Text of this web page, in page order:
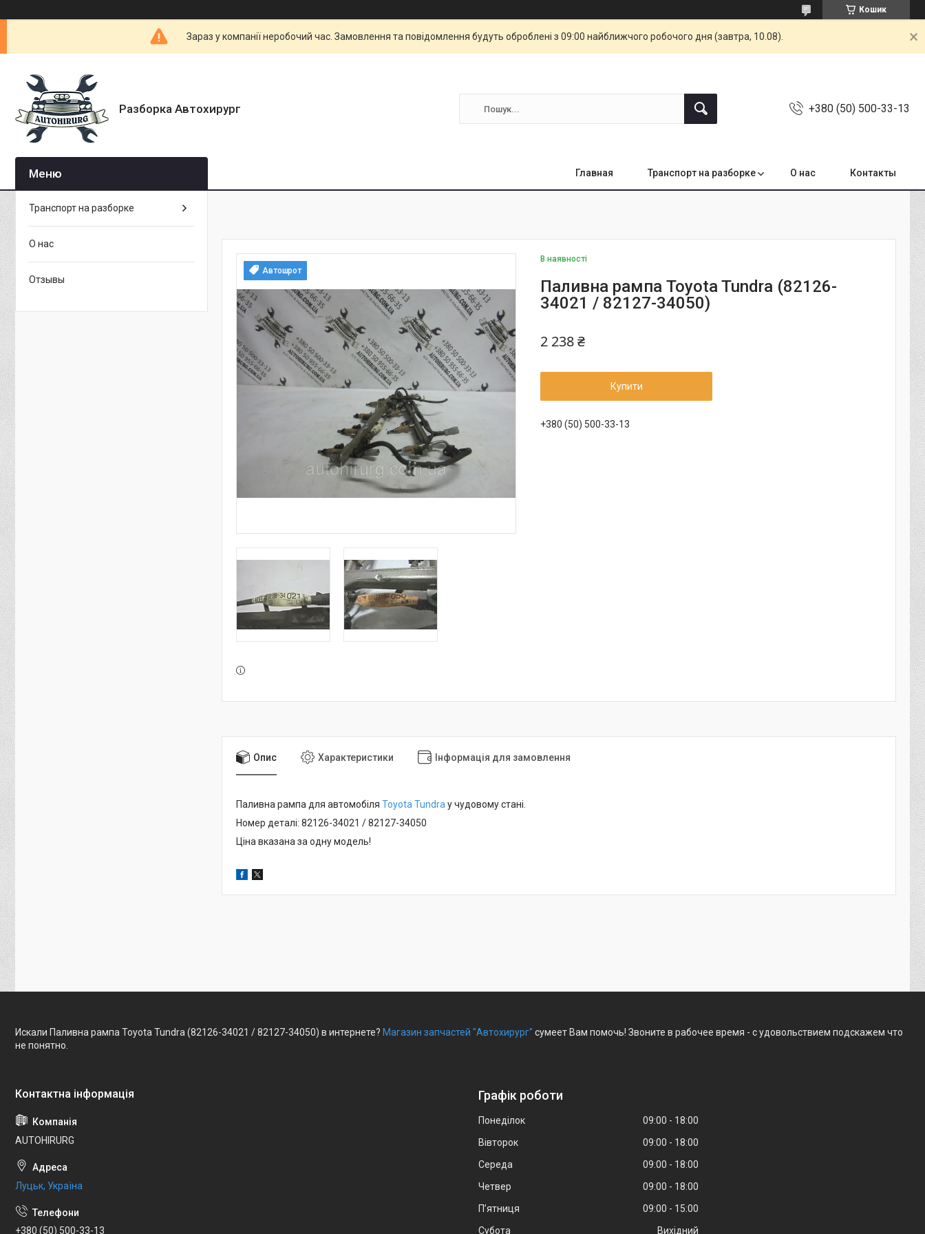
Кошик
Зараз у компанії неробочий час. Замовлення та повідомлення будуть оброблені з 09:00 найближчого робочого дня (завтра, 10.08).
Разборка Автохирург +380 (50) 500-33-13
Главная Транспорт на разборке О нас Контакты
Автошрот
В наявності
Паливна рампа Toyota Tundra (82126-
34021 / 82127-34050)
2 238 ₴
Купити
+380 (50) 500-33-13
Опис Характеристики Інформація для замовлення
Паливна рампа для автомобіля Toyota Tundra у чудовому стані.
Номер деталі: 82126-34021 / 82127-34050
Ціна вказана за одну модель!
Транспорт на разборке
О нас
Отзывы
Искали Паливна рампа Toyota Tundra (82126-34021 / 82127-34050) в интернете? Магазин запчастей "Автохирург" сумеет Вам помочь! Звоните в рабочее время - с удовольствием подскажем что
не понятно.
AUTOHIRURG
Луцьк, Україна
+380 (50) 500-33-13
Графік роботи
Понеділок 09:00
18:00
Вівторок
09:00
18:00
Середа
09:00
18:00
Четвер
09:00
18:00
Пʼятниця
09:00
15:00
Субота
Вихідний